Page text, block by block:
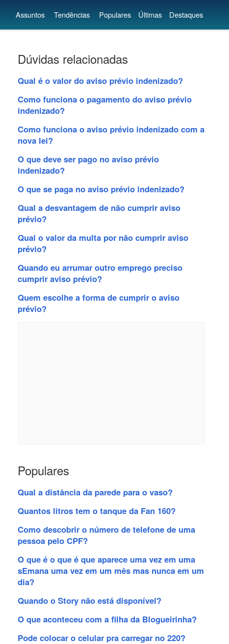
Assuntos Tendências Populares Últimas Destaques
Dúvidas relacionadas
Qual é o valor do aviso prévio indenizado?
Como funciona o pagamento do aviso prévio
indenizado?
Como funciona o aviso prévio indenizado com a
nova lei?
O que deve ser pago no aviso prévio
indenizado?
O que se paga no aviso prévio indenizado?
Qual a desvantagem de não cumprir aviso
prévio?
Qual o valor da multa por não cumprir aviso
prévio?
Quando eu arrumar outro emprego preciso
cumprir aviso prévio?
Quem escolhe a forma de cumprir o aviso
prévio?
Populares
Qual a distância da parede para o vaso?
Quantos litros tem o tanque da Fan 160?
Como descobrir o número de telefone de uma
pessoa pelo CPF?
O que é o que é que aparece uma vez em uma
sEmana uma vez em um mês mas nunca em um
dia?
Quando o Story não está disponível?
O que aconteceu com a filha da Blogueirinha?
Pode colocar o celular pra carregar no 220?